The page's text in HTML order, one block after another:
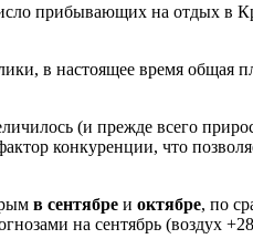
прибывающих на отдых в
в настоящее время общая
(и прежде всего
конкуренции, что
в сентябре и октябре, по
на сентябрь (воздух